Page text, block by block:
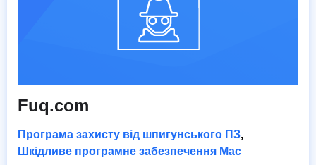
Fuq.com
Програма захисту від шпигунського ПЗ,
Шкідливе програмне забезпечення Mac